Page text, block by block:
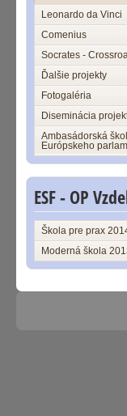
Leonardo da Vinci
Comenius
Socrates -
Ďalšie projekty
Fotogaléria
Diseminácia
Ambasádorská
Európskeho
ESF - OP
Škola pre prax
Moderná škola